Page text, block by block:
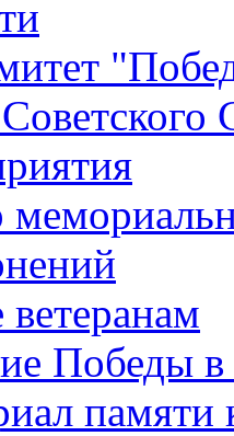
Победы
памяти